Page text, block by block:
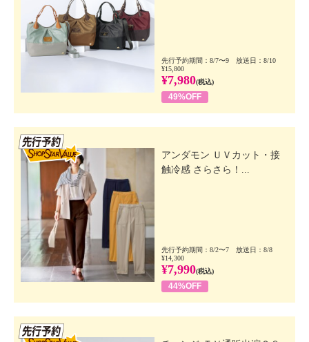
先行予約期間：8/7〜9 放送日：8/10
¥15,800
¥7,980(税込)
49%OFF
アンダモン ＵＶカット・接
触冷感 さらさら！...
先行予約期間：8/2〜7 放送日：8/8
¥14,300
¥7,990(税込)
44%OFF